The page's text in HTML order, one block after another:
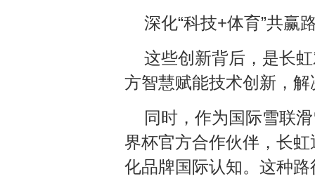
深化“科技+体育”共赢
这些创新背后，是长
方智慧赋能技术创新，
同时，作为国际雪联
界杯官方合作伙伴，长虹
化品牌国际认知。这种